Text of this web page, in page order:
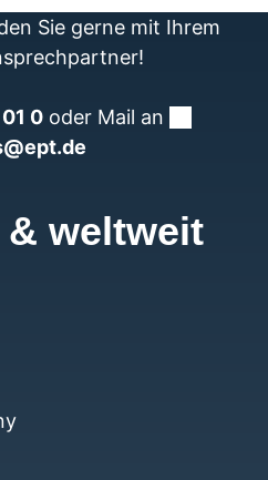
Sie gerne mit Ihrem
0 oder Mail an
weltweit